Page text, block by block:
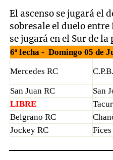
El ascenso se jugará el
sobresale el duelo entre
se jugará en el Sur de
6ª fecha - Domingo 05 de
Mercedes RC
San Juan RC San
LIBRE
Belgrano RC
Jockey RC